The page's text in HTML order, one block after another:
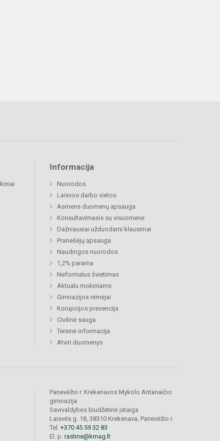
Informacija
Nuorodos
Laisvos darbo vietos
Asmens duomenų apsauga
Konsultavimasis su visuomene
Dažniausiai užduodami klausimai
Pranešėjų apsauga
Naudingos nuorodos
1,2% parama
Neformalus švietimas
Aktualu mokiniams
Gimnazijos rėmėjai
Korupcijos prevencija
Civilinė sauga
Teisinė informacija
Atviri duomenys
Panevėžio r. Krekenavos Mykolo Antanaičio
gimnazija
Savivaldybės biudžetinė įstaiga
Laisvės g. 18, 38310 Krekenava, Panevėžio r.
Tel. +370 45 59 32 83
El. p. rastine@kmag.lt